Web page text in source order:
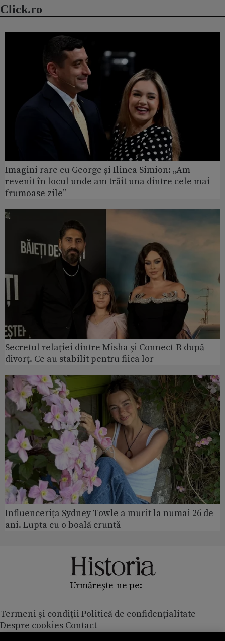
Click.ro
Imagini rare cu George și Ilinca Simion: „Am
revenit în locul unde am trăit una dintre cele mai
frumoase zile”
Secretul relației dintre Misha și Connect-R după
divorț. Ce au stabilit pentru fiica lor
Influencerița Sydney Towle a murit la numai 26 de
ani. Lupta cu o boală cruntă
Urmărește-ne pe:
Termeni și condiții Politică de confidențialitate
Despre cookies Contact
Modifică preferințe pentru confidențialitate